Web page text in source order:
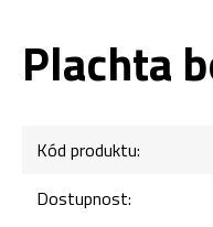
Plachta
Kód produktu:
Dostupnost: